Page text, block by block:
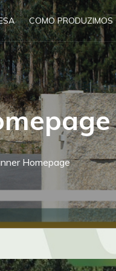
COMO PRODUZIMOS
Homepage